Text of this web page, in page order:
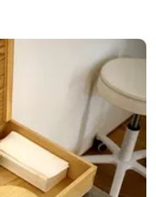
約１ｋｍあ